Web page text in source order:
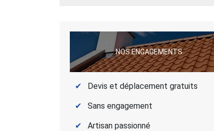
NOS ENGAGEMENTS
Devis et déplacement gratuits
Sans engagement
Artisan passionné